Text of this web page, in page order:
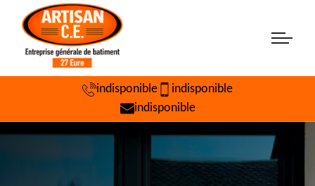
indisponible
indisponible
indisponible